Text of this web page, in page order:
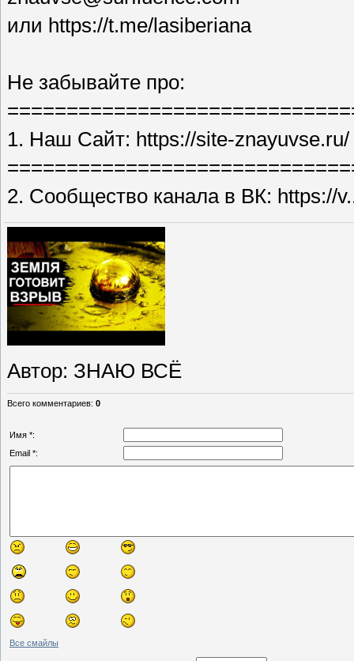
или https://t.me/lasiberiana
Не забывайте про:
1. Наш Сайт: https://site-znayuvse.ru/
2. Сообщество канала в ВК: https://
Автор: ЗНАЮ ВСЁ
Всего комментариев: 0
Имя *:
Email *:
Все смайлы